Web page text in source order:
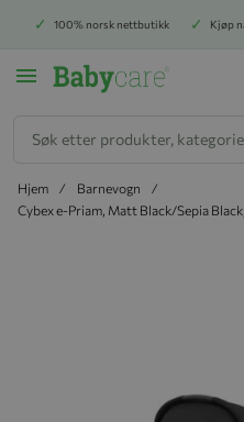
100% norsk nettbutikk Kjøp
Hjem
Barnevogn
Cybex e-Priam, Matt Black/Sepia